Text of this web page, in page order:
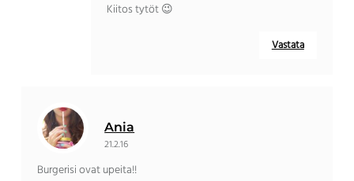
Kiitos tytöt 😉
Vastata
Ania
21.2.16
Burgerisi ovat upeita!!